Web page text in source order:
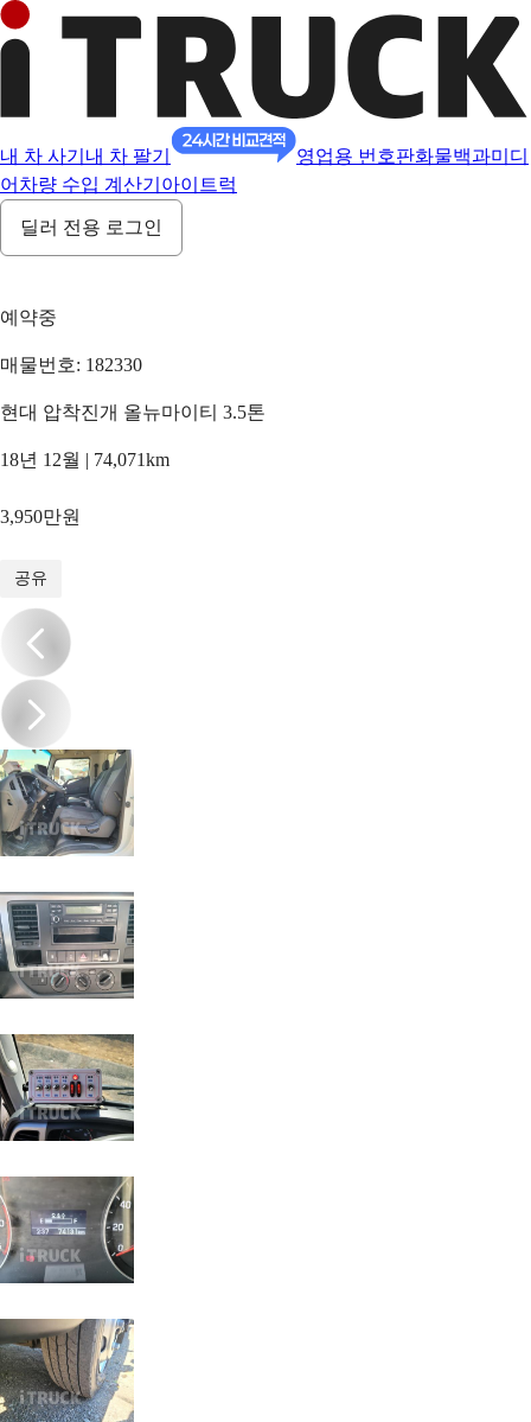
내 차 사기 내 차 팔기 영업용 번호판화물백과미디
어 차량 수입 계산기 아이트럭
딜러 전용 로그인
예약중
매물번호: 182330
현대 압착진개 올뉴마이티 3.5톤
18년 12월 | 74,071km
3,950만원
공유
/14